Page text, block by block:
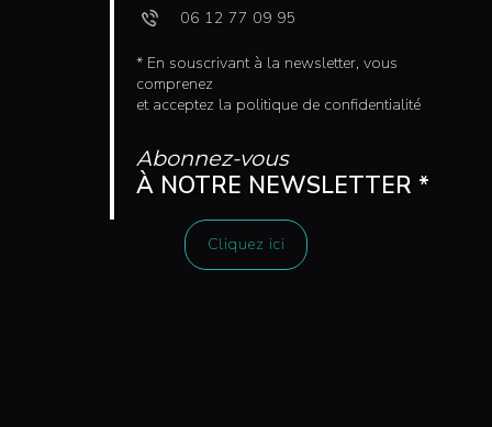
06 12 77 09 95
* En souscrivant à la newsletter, vous
comprenez
et acceptez la politique de confidentialité
Abonnez-vous
À NOTRE NEWSLETTER *
Cliquez ici